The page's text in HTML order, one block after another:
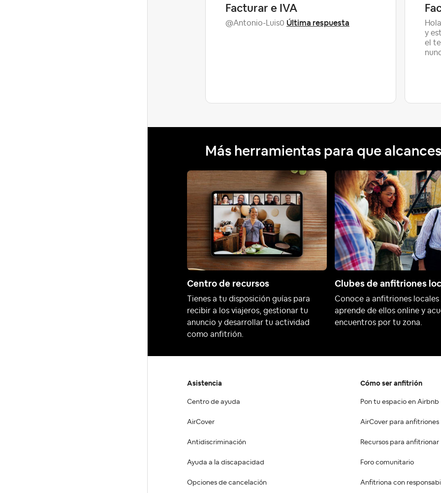
Facturar e IVA
@Antonio-Luis0 Última respuesta
y
el
Más herramientas para que
Centro de recursos
Tienes a tu disposición guías para
recibir a los viajeros, gestionar tu
anuncio y desarrollar tu actividad
como anfitrión.
Clubes de anfitriones
Conoce a anfitriones locales
aprende de ellos online y
encuentros por tu zona.
Asistencia
Centro de ayuda
AirCover
Antidiscriminación
Ayuda a la discapacidad
Opciones de cancelación
Cómo ser anfitrión
Pon tu espacio en Airbnb
AirCover para anfitriones
Recursos para anfitrionar
Foro comunitario
Anfitriona con